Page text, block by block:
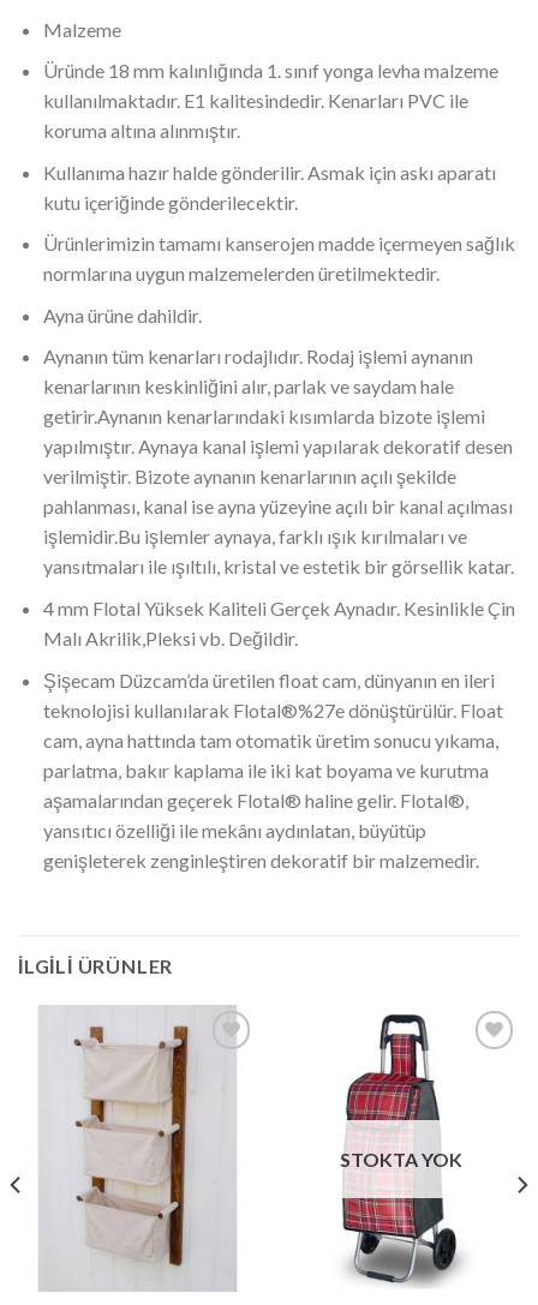
Malzeme
Üründe 18 mm kalınlığında 1. sınıf yonga levha malzeme
kullanılmaktadır. E1 kalitesindedir. Kenarları PVC ile
koruma altına alınmıştır.
Kullanıma hazır halde gönderilir. Asmak için askı aparatı
kutu içeriğinde gönderilecektir.
Ürünlerimizin tamamı kanserojen madde içermeyen sağlık
normlarına uygun malzemelerden üretilmektedir.
Ayna ürüne dahildir.
Aynanın tüm kenarları rodajlıdır. Rodaj işlemi aynanın
kenarlarının keskinliğini alır, parlak ve saydam hale
getirir.Aynanın kenarlarındaki kısımlarda bizote işlemi
yapılmıştır. Aynaya kanal işlemi yapılarak dekoratif desen
verilmiştir. Bizote aynanın kenarlarının açılı şekilde
pahlanması, kanal ise ayna yüzeyine açılı bir kanal açılması
işlemidir.Bu işlemler aynaya, farklı ışık kırılmaları ve
yansıtmaları ile ışıltılı, kristal ve estetik bir görsellik katar.
4 mm Flotal Yüksek Kaliteli Gerçek Aynadır. Kesinlikle Çin
Malı Akrilik,Pleksi vb. Değildir.
Şişecam Düzcam’da üretilen float cam, dünyanın en ileri
teknolojisi kullanılarak Flotal®%27e dönüştürülür. Float
cam, ayna hattında tam otomatik üretim sonucu yıkama,
parlatma, bakır kaplama ile iki kat boyama ve kurutma
aşamalarından geçerek Flotal® haline gelir. Flotal®,
yansıtıcı özelliği ile mekânı aydınlatan, büyütüp
genişleterek zenginleştiren dekoratif bir malzemedir.
İLGILI ÜRÜNLER
STOKTA YOK